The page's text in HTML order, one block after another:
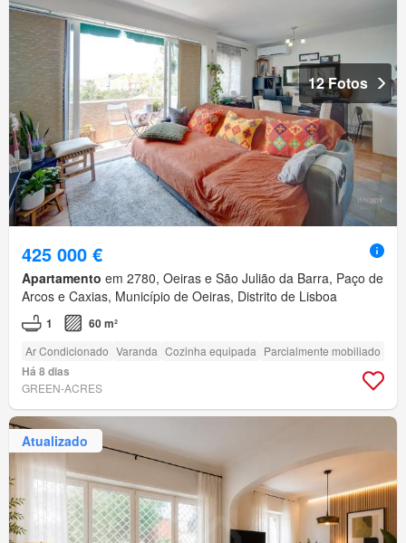
12 Fotos
425 000 €
Apartamento em 2780, Oeiras e São Julião da Barra, Paço de
Arcos e Caxias, Município de Oeiras, Distrito de Lisboa
1 60 m²
Ar Condicionado Varanda Cozinha equipada Parcialmente mobiliado
Há 8 dias
GREEN-ACRES
Atualizado